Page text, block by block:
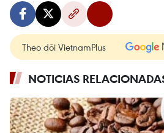
Theo dõi VietnamPlus
NOTICIAS